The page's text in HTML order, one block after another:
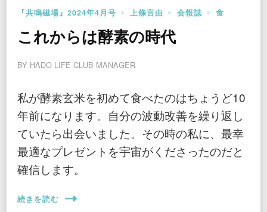
『共鳴磁場』2024年4月号 上條言由 会報誌 食
これからは酵素の時代
BY HADO LIFE CLUB MANAGER
私が酵素玄米を初めて食べたのはちょうど10
年前になります。自分の波動改善を繰り返し
ていたら出会いました。その時の私に、最幸
最適なプレゼントを宇宙がくださったのだと
確信します。
続きを読む